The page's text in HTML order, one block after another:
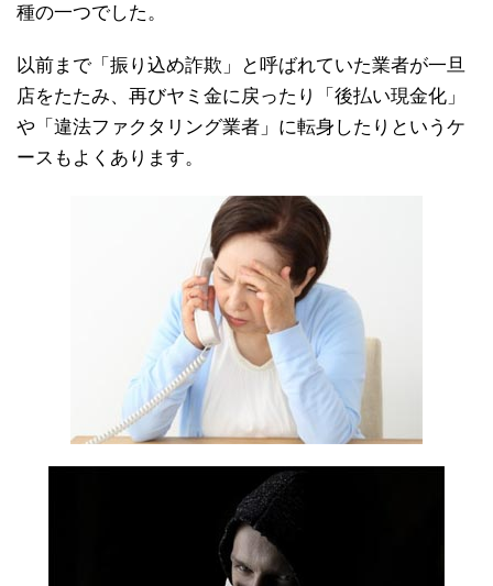
種の一つでした。
以前まで「振り込め詐欺」と呼ばれていた業者が一旦
店をたたみ、再びヤミ金に戻ったり「後払い現金化」
や「違法ファクタリング業者」に転身したりというケ
ースもよくあります。